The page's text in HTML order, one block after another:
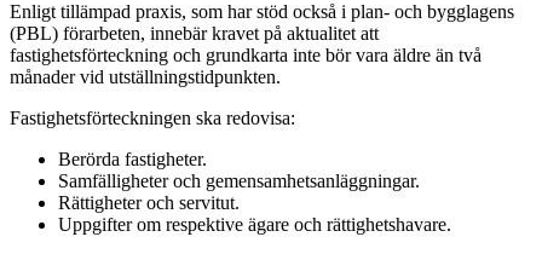
Enligt tillämpad praxis, som har stöd också i plan- och bygglagens
(PBL) förarbeten, innebär kravet på aktualitet att
fastighetsförteckning och grundkarta inte bör vara äldre än två
månader vid utställningstidpunkten.
Fastighetsförteckningen ska redovisa:
Berörda fastigheter.
Samfälligheter och gemensamhetsanläggningar.
Rättigheter och servitut.
Uppgifter om respektive ägare och rättighetshavare.